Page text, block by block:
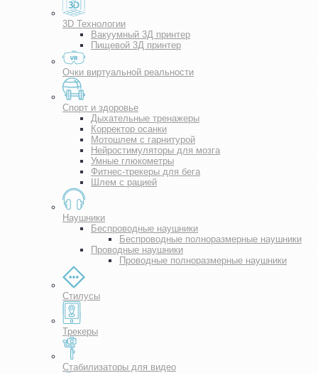
3D Технологии
Вакуумный 3Д принтер
Пищевой 3Д принтер
Очки виртуальной реальности
Спорт и здоровье
Дыхательные тренажеры
Корректор осанки
Мотошлем с гарнитурой
Нейростимуляторы для мозга
Умные глюкометры
Фитнес-трекеры для бега
Шлем с рацией
Наушники
Беспроводные наушники
Беспроводные полноразмерные наушники
Проводные наушники
Проводные полноразмерные наушники
Стилусы
Трекеры
Стабилизаторы для видео